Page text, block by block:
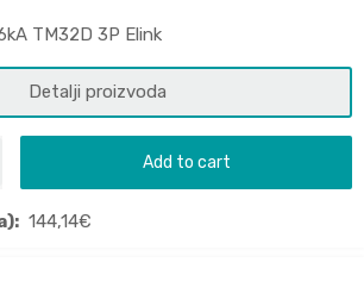
TM32D 3P Elink
Detalji proizvoda
Add to cart
144,14€